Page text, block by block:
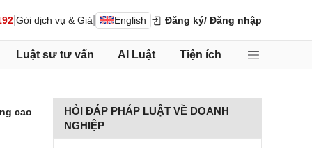
Gói dịch vụ & Giá English Đăng ký/ Đăng nhập
Luật sư tư vấn AI Luật Tiện ích
cao
HỎI ĐÁP PHÁP LUẬT VỀ DOANH
NGHIỆP